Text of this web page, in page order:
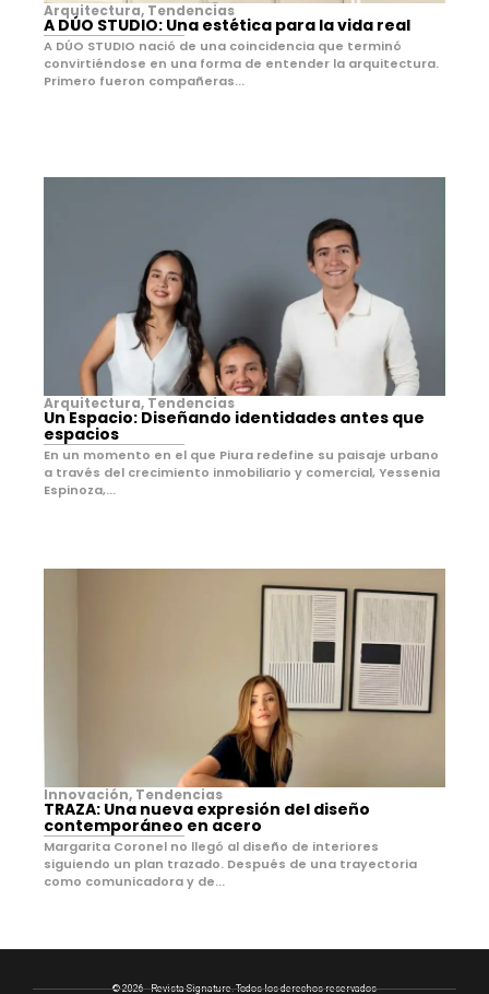
Arquitectura, Tendencias
A DÚO STUDIO: Una estética para la vida real
A DÚO STUDIO nació de una coincidencia que terminó
convirtiéndose en una forma de entender la arquitectura.
Primero fueron compañeras...
Arquitectura, Tendencias
Un Espacio: Diseñando identidades antes que
espacios
En un momento en el que Piura redefine su paisaje urbano
a través del crecimiento inmobiliario y comercial, Yessenia
Espinoza,...
Innovación, Tendencias
TRAZA: Una nueva expresión del diseño
contemporáneo en acero
Margarita Coronel no llegó al diseño de interiores
siguiendo un plan trazado. Después de una trayectoria
como comunicadora y de...
© 2026 - Revista Signature. Todos los derechos reservados